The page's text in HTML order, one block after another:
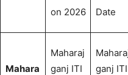
on 2026
Date
Mahara
Maharaj
ganj ITI
ganj ITI